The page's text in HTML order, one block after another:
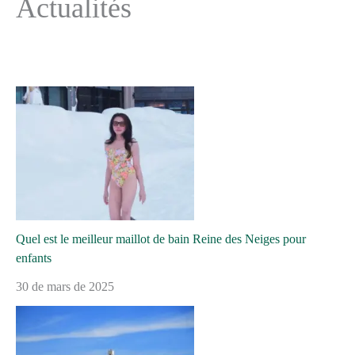
Actualités
Quel est le meilleur maillot de bain Reine des Neiges pour
enfants
30 de mars de 2025